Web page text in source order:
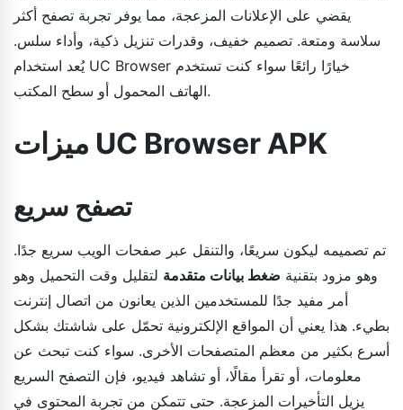
يقضي على الإعلانات المزعجة، مما يوفر تجربة تصفح أكثر
سلاسة ومتعة. تصميم خفيف، وقدرات تنزيل ذكية، وأداء سلس.
يُعد استخدام UC Browser خيارًا رائعًا سواء كنت تستخدم
الهاتف المحمول أو سطح المكتب.
ميزات UC Browser APK
تصفح سريع
تم تصميمه ليكون سريعًا، والتنقل عبر صفحات الويب سريع جدًا.
وهو مزود بتقنية ضغط بيانات متقدمة لتقليل وقت التحميل وهو
أمر مفيد جدًا للمستخدمين الذين يعانون من اتصال إنترنت
بطيء. هذا يعني أن المواقع الإلكترونية تحمّل على شاشتك بشكل
أسرع بكثير من معظم المتصفحات الأخرى. سواء كنت تبحث عن
معلومات، أو تقرأ مقالًا، أو تشاهد فيديو، فإن التصفح السريع
يزيل التأخيرات المزعجة. حتى تتمكن من تجربة المحتوى في